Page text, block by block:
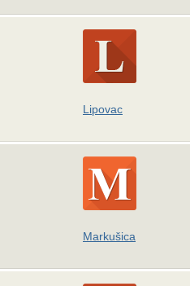
Lipovac
Markušica